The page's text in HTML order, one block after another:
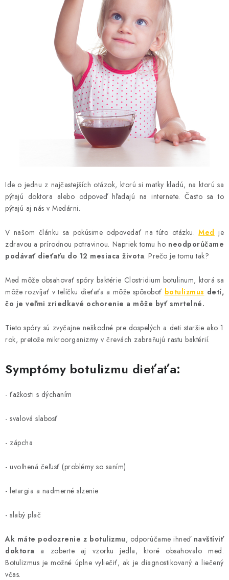
MEDOVÉ DARČEKOVÉ SETY
VÝROBKY Z VOSKU
DOPLNKY KU VČELÍM PRODUKTOM
MEDOVÉ CUKROVINKY
VČELÁRSKE POTREBY
LITERATÚRA - KNIHY
AKCIE A ZĽAVY
ČOKOLÁDA
Kontakty
Doprava a platba
Najčastejšie otázky FAQ
Ochrana osobných údajov
Vrátenie tovaru, výmena a reklamácie
Ide o jednu z najčastejších otázok, ktorú si matky kladú, na ktorú sa
pýtajú doktora alebo odpoveď hľadajú na internete. Často sa to
pýtajú aj nás v Medárni.
V našom článku sa pokúsime odpovedať na túto otázku. Med je
zdravou a prírodnou potravinou. Napriek tomu ho neodporúčame
podávať dieťaťu do 12 mesiaca života. Prečo je tomu tak?
Med môže obsahovať spóry baktérie Clostridium botulinum, ktorá sa
môže rozvíjať v telíčku dieťaťa a môže spôsoboť botulizmus detí,
čo je veľmi zriedkavé ochorenie a môže byť smrtelné.
Tieto spóry sú zvyčajne neškodné pre dospelých a deti staršie ako 1
rok, pretože mikroorganizmy v črevách zabraňujú rastu baktérií.
Symptómy botulizmu dieťaťa:
- ťažkosti s dýchaním
- svalová slabosť
- zápcha
- uvoľnená čeľusť (problémy so saním)
- letargia a nadmerné slzenie
- slabý plač
Ak máte podozrenie z botulizmu, odporúčame ihneď navštíviť
doktora
a zoberte aj vzorku jedla, ktoré obsahovalo med.
Botulizmus je možné úplne vyliečiť, ak je diagnostikovaný a liečený
včas.